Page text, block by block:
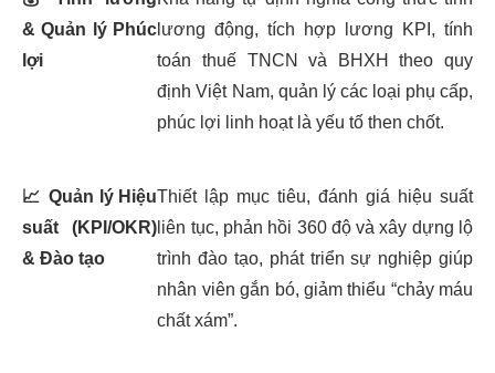
& Quản lý Phúc
lợi
lương động, tích hợp lương KPI, tính
toán thuế TNCN và BHXH theo quy
định Việt Nam, quản lý các loại phụ cấp,
phúc lợi linh hoạt là yếu tố then chốt.
📈 Quản lý Hiệu
suất (KPI/OKR)
& Đào tạo
Thiết lập mục tiêu, đánh giá hiệu suất
liên tục, phản hồi 360 độ và xây dựng lộ
trình đào tạo, phát triển sự nghiệp giúp
nhân viên gắn bó, giảm thiểu “chảy máu
chất xám”.